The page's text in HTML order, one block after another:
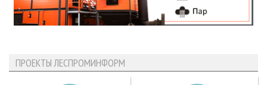
ПРОЕКТЫ ЛЕСПРОМИНФОРМ